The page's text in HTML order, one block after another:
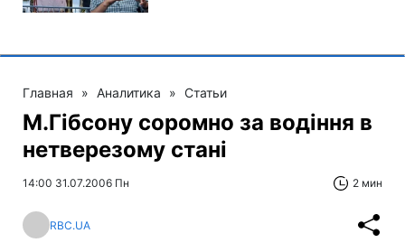
Главная » Аналитика » Статьи
М.Гібсону соромно за водіння в
нетверезому стані
14:00 31.07.2006 Пн 2 мин
RBC.UA